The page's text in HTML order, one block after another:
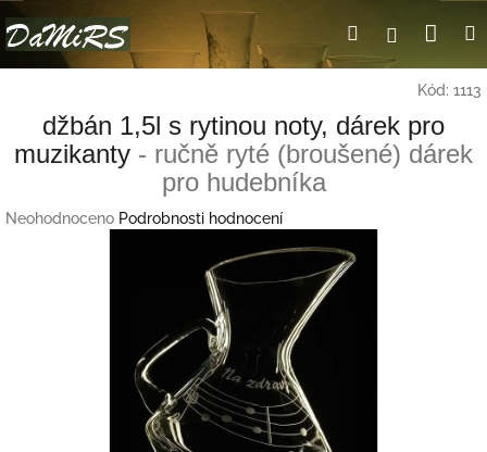
na
obsah
HledatPřihlášení
Kód: 1113
džbán 1,5l s rytinou noty, dárek pro
muzikanty - ručně ryté (broušené) dárek
pro hudebníka
Průměrné
Neohodnoceno Podrobnosti hodnocení